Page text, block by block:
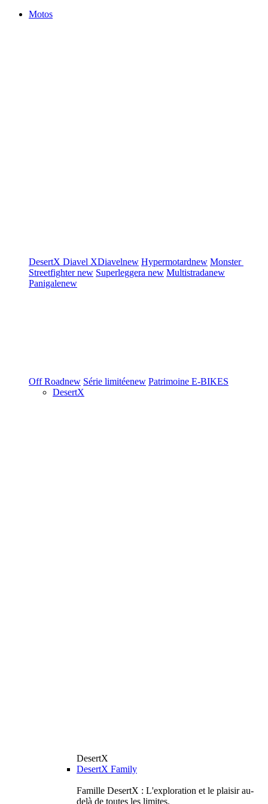
Motos
DesertX Diavel XDiavelnew Hypermotardnew Monster
Streetfighternew Superleggera new Multistradanew
Panigalenew
Off Roadnew Série limitéenew Patrimoine E-BIKES
DesertX
DesertX
DesertX Family
Famille DesertX : L'exploration et le plaisir au-
delà de toutes les limites.